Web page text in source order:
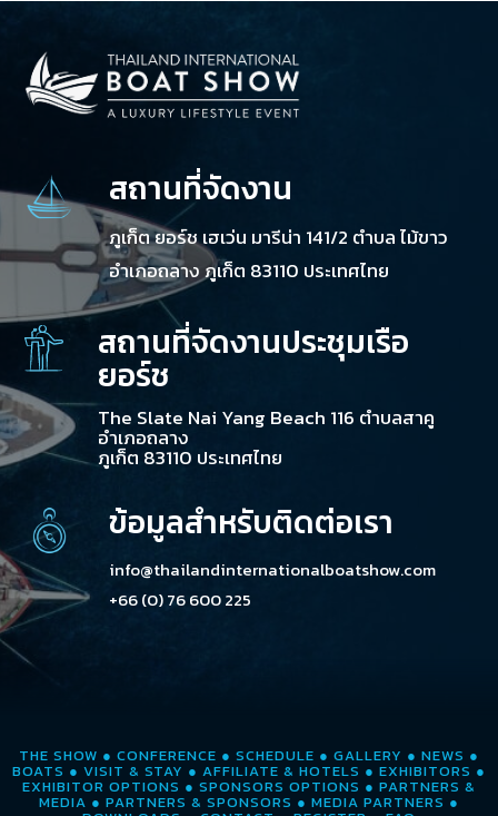
สถานที่จัดงาน
ภูเก็ต ยอร์ช เฮเว่น มารีน่า 141/2 ตำบล ไม้ขาว
อำเภอถลาง ภูเก็ต 83110 ประเทศไทย
สถานที่จัดงานประชุมเรือ
ยอร์ช
The Slate Nai Yang Beach 116 ตำบลสาคู
อำเภอถลาง
ภูเก็ต 83110 ประเทศไทย
ข้อมูลสำหรับติดต่อเรา
info@thailandinternationalboatshow.com
+66 (0) 76 600 225
THE SHOW ● CONFERENCE ● SCHEDULE ● GALLERY ● NEWS ●
BOATS ● VISIT & STAY ● AFFILIATE & HOTELS ● EXHIBITORS ●
EXHIBITOR OPTIONS ● SPONSORS OPTIONS ● PARTNERS &
MEDIA ● PARTNERS & SPONSORS ● MEDIA PARTNERS ●